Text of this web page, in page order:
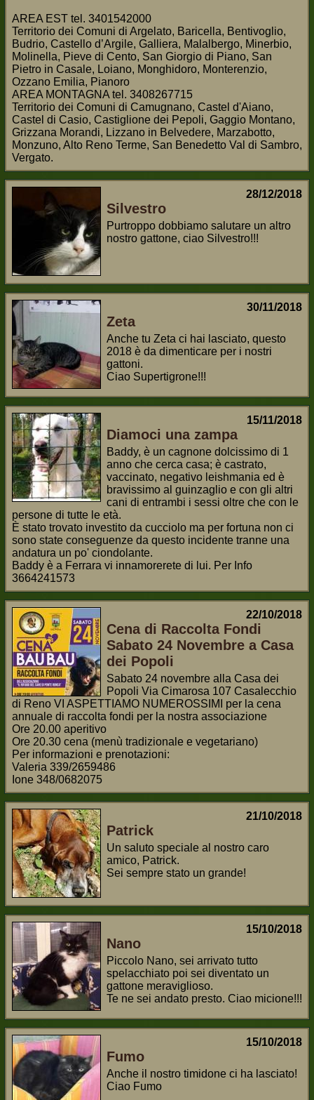
AREA EST tel. 3401542000
Territorio dei Comuni di Argelato, Baricella, Bentivoglio,
Budrio, Castello d’Argile, Galliera, Malalbergo, Minerbio,
Molinella, Pieve di Cento, San Giorgio di Piano, San
Pietro in Casale, Loiano, Monghidoro, Monterenzio,
Ozzano Emilia, Pianoro
AREA MONTAGNA tel. 3408267715
Territorio dei Comuni di Camugnano, Castel d'Aiano,
Castel di Casio, Castiglione dei Pepoli, Gaggio Montano,
Grizzana Morandi, Lizzano in Belvedere, Marzabotto,
Monzuno, Alto Reno Terme, San Benedetto Val di Sambro,
Vergato.
28/12/2018
Silvestro
Purtroppo dobbiamo salutare un altro
nostro gattone, ciao Silvestro!!!
30/11/2018
Zeta
Anche tu Zeta ci hai lasciato, questo
2018 è da dimenticare per i nostri
gattoni.
Ciao Supertigrone!!!
15/11/2018
Diamoci una zampa
Baddy, è un cagnone dolcissimo di 1
anno che cerca casa; è castrato,
vaccinato, negativo leishmania ed è
bravissimo al guinzaglio e con gli altri
cani di entrambi i sessi oltre che con le
persone di tutte le età.
È stato trovato investito da cucciolo ma per fortuna non ci
sono state conseguenze da questo incidente tranne una
andatura un po' ciondolante.
Baddy è a Ferrara vi innamorerete di lui. Per Info
3664241573
22/10/2018
Cena di Raccolta Fondi
Sabato 24 Novembre a Casa
dei Popoli
Sabato 24 novembre alla Casa dei
Popoli Via Cimarosa 107 Casalecchio
di Reno VI ASPETTIAMO NUMEROSSIMI per la cena
annuale di raccolta fondi per la nostra associazione
Ore 20.00 aperitivo
Ore 20.30 cena (menù tradizionale e vegetariano)
Per informazioni e prenotazioni:
Valeria 339/2659486
Ione 348/0682075
21/10/2018
Patrick
Un saluto speciale al nostro caro
amico, Patrick.
Sei sempre stato un grande!
15/10/2018
Nano
Piccolo Nano, sei arrivato tutto
spelacchiato poi sei diventato un
gattone meraviglioso.
Te ne sei andato presto. Ciao micione!!!
15/10/2018
Fumo
Anche il nostro timidone ci ha lasciato!
Ciao Fumo